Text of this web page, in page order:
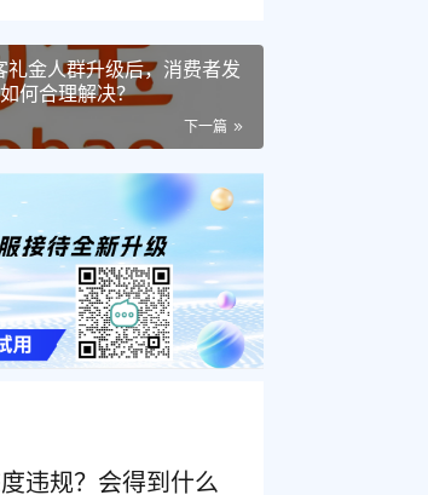
金人群升级后，消费者发
何合理解决？
下一篇
违规？会得到什么